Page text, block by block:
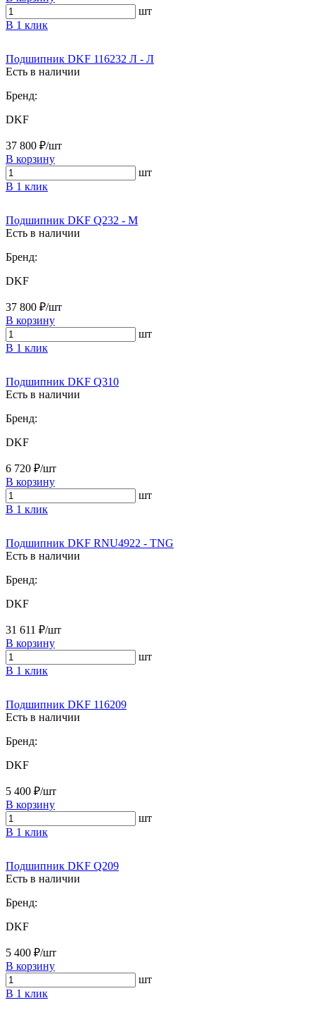
шт
В 1 клик
Подшипник DKF 116232 Л - Л
Есть в наличии
Бренд:
DKF
37 800 ₽/шт
В корзину
шт
В 1 клик
Подшипник DKF Q232 - M
Есть в наличии
Бренд:
DKF
37 800 ₽/шт
В корзину
шт
В 1 клик
Подшипник DKF Q310
Есть в наличии
Бренд:
DKF
6 720 ₽/шт
В корзину
шт
В 1 клик
Подшипник DKF RNU4922 - TNG
Есть в наличии
Бренд:
DKF
31 611 ₽/шт
В корзину
шт
В 1 клик
Подшипник DKF 116209
Есть в наличии
Бренд:
DKF
5 400 ₽/шт
В корзину
шт
В 1 клик
Подшипник DKF Q209
Есть в наличии
Бренд:
DKF
5 400 ₽/шт
В корзину
шт
В 1 клик